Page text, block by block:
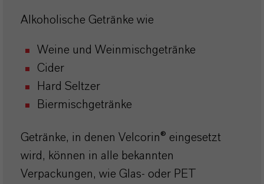
Alkoholische Getränke wie
Weine und Weinmischgetränke
Cider
Hard Seltzer
Biermischgetränke
Getränke, in denen Velcorin® eingesetzt
wird, können in alle bekannten
Verpackungen, wie Glas- oder PET